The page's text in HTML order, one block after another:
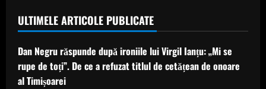
luptă
pentru
ULTIMELE ARTICOLE PUBLICATE
Dan Negru răspunde după ironiile lui Virgil Ianțu: „Mi se
rupe de toți”. De ce a refuzat titlul de cetățean de onoare
al Timișoarei